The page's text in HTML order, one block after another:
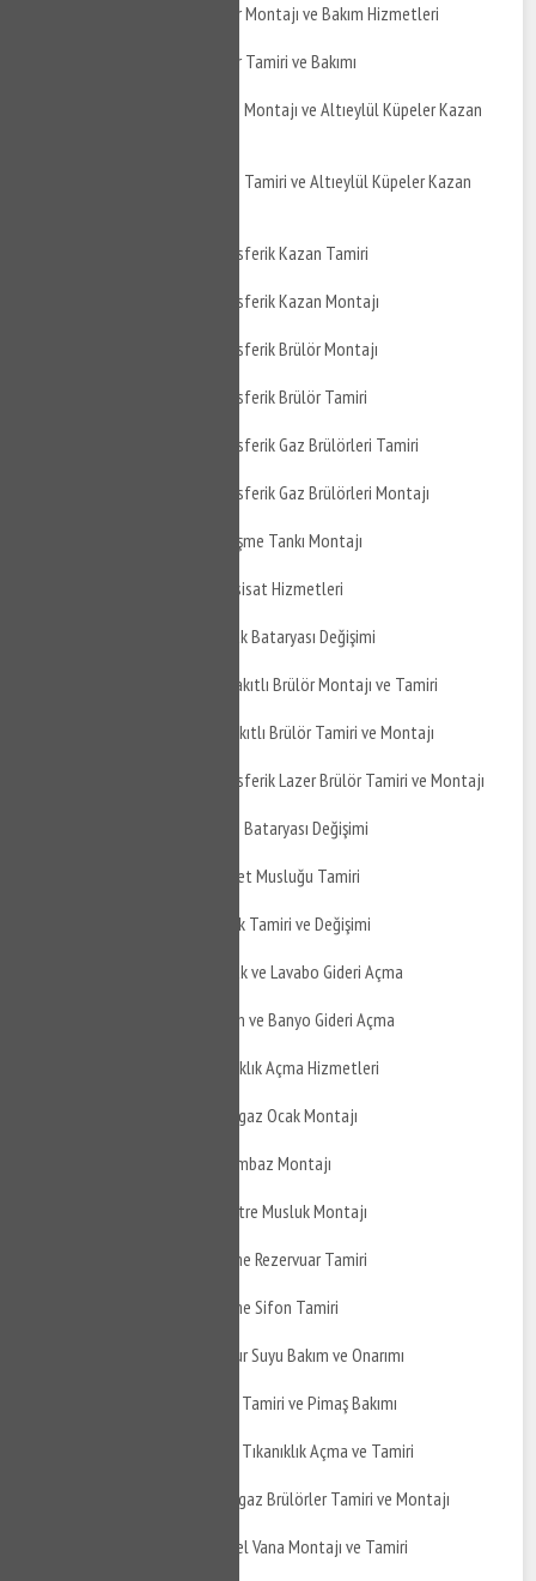
Altıeylül Küpeler Boyler Montajı ve Bakım Hizmetleri
Altıeylül Küpeler Boyler Tamiri ve Bakımı
Altıeylül Küpeler Kazan Montajı ve Altıeylül Küpeler Kazan
Altıeylül Küpeler Kazan Tamiri ve Altıeylül Küpeler Kazan
Altıeylül Küpeler Atmosferik Kazan Tamiri
Altıeylül Küpeler Atmosferik Kazan Montajı
Altıeylül Küpeler Atmosferik Brülör Montajı
Altıeylül Küpeler Atmosferik Brülör Tamiri
Altıeylül Küpeler Atmosferik Gaz Brülörleri Tamiri
Altıeylül Küpeler Atmosferik Gaz Brülörleri Montajı
Altıeylül Küpeler Genleşme Tankı Montajı
Altıeylül Küpeler Su Tesisat Hizmetleri
Altıeylül Küpeler Mutfak Bataryası Değişimi
Altıeylül Küpeler Gaz Yakıtlı Brülör Montajı ve Tamiri
Altıeylül Küpeler Sıvı Yakıtlı Brülör Tamiri ve Montajı
Altıeylül Küpeler Atmosferik Lazer Brülör Tamiri ve Montajı
Altıeylül Küpeler Banyo Bataryası Değişimi
Altıeylül Küpeler Taharet Musluğu Tamiri
Altıeylül Küpeler Musluk Tamiri ve Değişimi
Altıeylül Küpeler Mutfak ve Lavabo Gideri Açma
Altıeylül Küpeler Balkon ve Banyo Gideri Açma
Altıeylül Küpeler Tıkanıklık Açma Hizmetleri
Altıeylül Küpeler Doğalgaz Ocak Montajı
Altıeylül Küpeler Davlumbaz Montajı
Altıeylül Küpeler Ankastre Musluk Montajı
Altıeylül Küpeler Gömme Rezervuar Tamiri
Altıeylül Küpeler Gömme Sifon Tamiri
Altıeylül Küpeler Yağmur Suyu Bakım ve Onarımı
Altıeylül Küpeler Pimaş Tamiri ve Pimaş Bakımı
Altıeylül Küpeler Pimaş Tıkanıklık Açma ve Tamiri
Altıeylül Küpeler Doğalgaz Brülörler Tamiri ve Montajı
Altıeylül Küpeler Küresel Vana Montajı ve Tamiri